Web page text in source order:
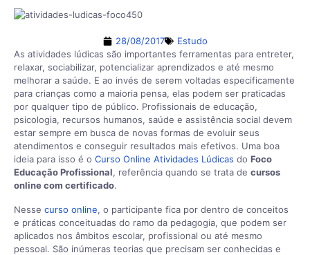
28/08/2017
Estudo
As atividades lúdicas são importantes ferramentas para entreter,
relaxar, sociabilizar, potencializar aprendizados e até mesmo
melhorar a saúde. E ao invés de serem voltadas especificamente
para crianças como a maioria pensa, elas podem ser praticadas
por qualquer tipo de público. Profissionais de educação,
psicologia, recursos humanos, saúde e assistência social devem
estar sempre em busca de novas formas de evoluir seus
atendimentos e conseguir resultados mais efetivos. Uma boa
ideia para isso é o Curso Online Atividades Lúdicas ‍ do Foco
Educação Profissional, referência quando se trata de cursos
online com certificado.
Nesse curso online, o participante fica por dentro de conceitos
e práticas conceituadas do ramo da pedagogia, que podem ser
aplicados nos âmbitos escolar, profissional ou até mesmo
pessoal. São inúmeras teorias que precisam ser conhecidas e